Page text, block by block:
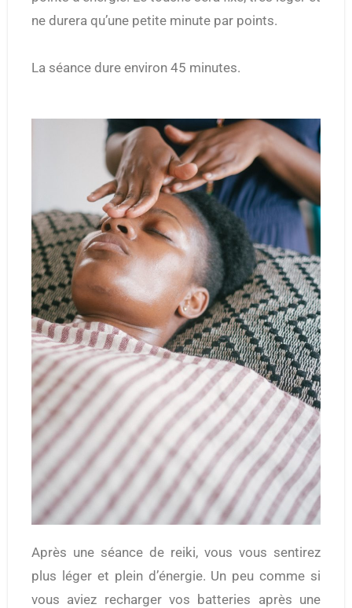
ne durera qu’une petite minute par points.
La séance dure environ 45 minutes.
Après une séance de reiki, vous vous sentirez
plus léger et plein d’énergie. Un peu comme si
vous aviez recharger vos batteries après une